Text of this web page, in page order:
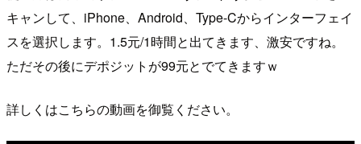
キャンして、iPhone、Android、Type-Cからインターフェイ
スを選択します。1.5元/1時間と出てきます、激安ですね。
ただその後にデポジットが99元とでてきますｗ
詳しくはこちらの動画を御覧ください。